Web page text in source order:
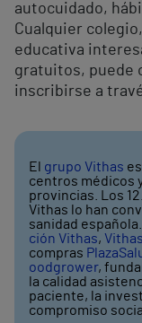
autocuidado,
Cualquier
educativa
gratuitos, puede
inscribirse a
El grupo Vithas
centros médicos
provincias. Los
Vithas lo han
sanidad
ción Vithas,
compras
oodgrower,
la calidad
paciente, la
compromiso